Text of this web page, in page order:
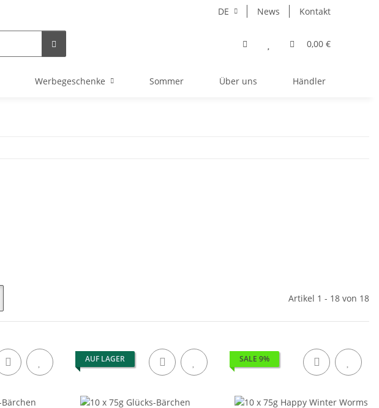
DE News Kontakt
0,00 €
Werbegeschenke Sommer Über uns Händler
Artikel 1 - 18 von 18
AUF LAGER SALE 9%